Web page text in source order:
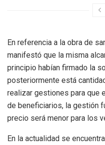
En referencia a la obra de
manifestó que la misma
principio habían firmado la
posteriormente está
realizar gestiones para que
de beneficiarios, la gestión
precio será menor para los
En la actualidad se